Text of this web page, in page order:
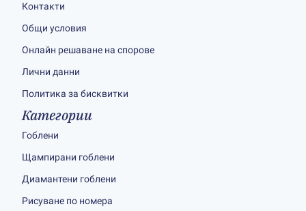
Контакти
Общи условия
Онлайн решаване на спорове
Лични данни
Политика за бисквитки
Категории
Гоблени
Щампирани гоблени
Диамантени гоблени
Рисуване по номера